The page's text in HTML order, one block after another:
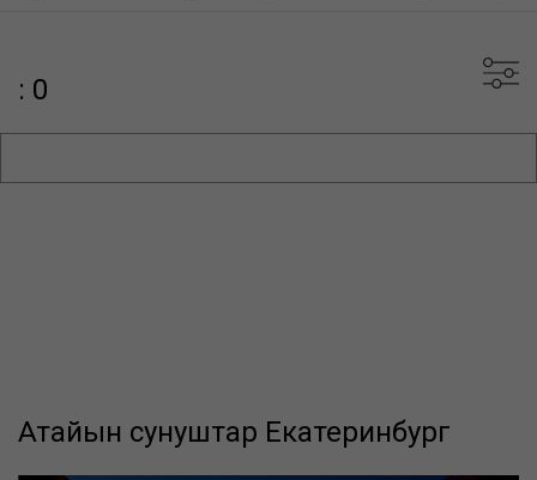
: 0
Атайын сунуштар Екатеринбург